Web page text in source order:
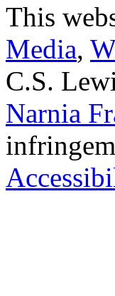
This
Media,
C.S.
Narnia